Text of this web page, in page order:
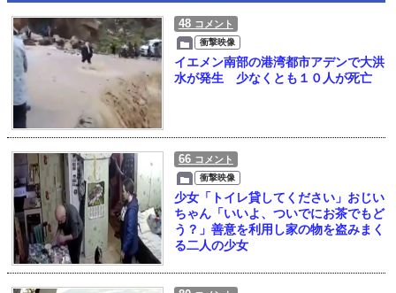
48 コメント
衝撃映像
イエメン南部の港湾都市アデンで大洪
水が発生 少なくとも１０人が死亡
66 コメント
衝撃映像
少女「トイレ貸してください」おじい
ちゃん「いいよ、ついでにお茶でもど
う？」善意を利用し家の物を盗みまく
る二人の少女